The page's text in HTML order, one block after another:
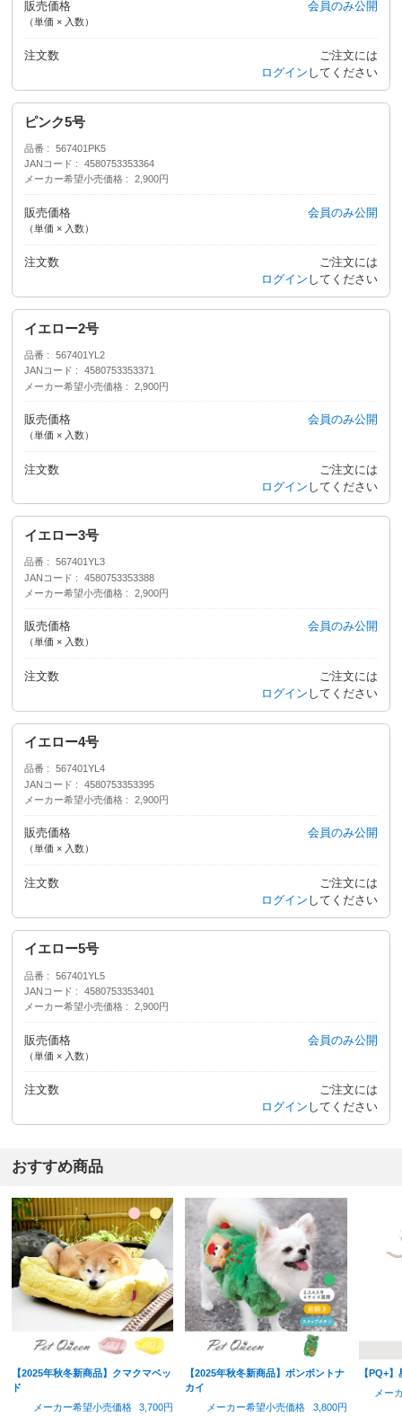
販売価格
（単価 × 入数）
会員のみ公開
注文数
ご注文には
ログイン してください
ピンク5号
品番
567401PK5
JANコード
4580753353364
メーカー希望小売価格
2,900円
販売価格
（単価 × 入数）
会員のみ公開
注文数
ご注文には
ログイン してください
イエロー2号
品番
567401YL2
JANコード
4580753353371
メーカー希望小売価格
2,900円
販売価格
（単価 × 入数）
会員のみ公開
注文数
ご注文には
ログイン してください
イエロー3号
品番
567401YL3
JANコード
4580753353388
メーカー希望小売価格
2,900円
販売価格
（単価 × 入数）
会員のみ公開
注文数
ご注文には
ログイン してください
イエロー4号
品番
567401YL4
JANコード
4580753353395
メーカー希望小売価格
2,900円
販売価格
（単価 × 入数）
会員のみ公開
注文数
ご注文には
ログイン してください
イエロー5号
品番
567401YL5
JANコード
4580753353401
メーカー希望小売価格
2,900円
販売価格
（単価 × 入数）
会員のみ公開
注文数
ご注文には
ログイン してください
おすすめ商品
【2025年秋冬新商品】クマクマベッ
ド
メーカー希望小売価格
3,700円
【2025年秋冬新商品】ボンボントナ
カイ
メーカー希望小売価格
3,800円
【PQ+
メー